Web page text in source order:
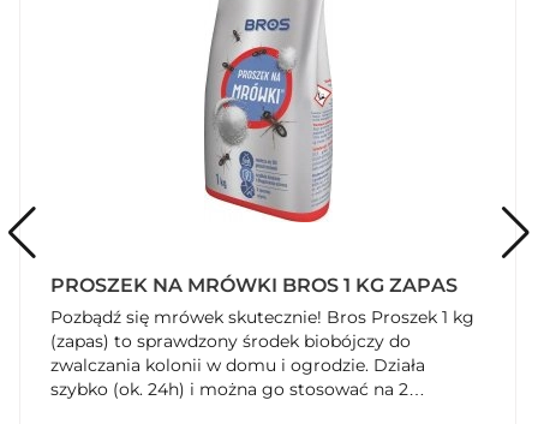
PROSZEK NA MRÓWKI BROS 1 KG ZAPAS
Pozbądź się mrówek skutecznie! Bros Proszek 1 kg
(zapas) to sprawdzony środek biobójczy do
zwalczania kolonii w domu i ogrodzie. Działa
szybko (ok. 24h) i można go stosować na 2